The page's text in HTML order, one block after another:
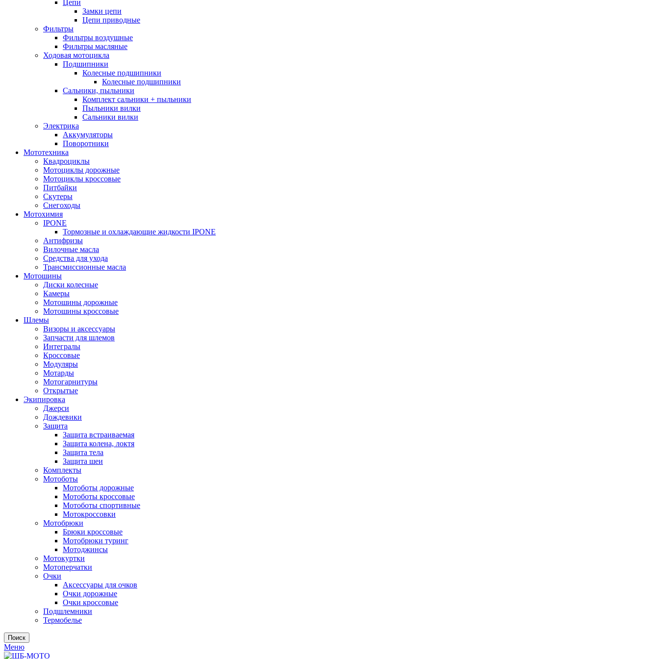
Цепи
Замки цепи
Цепи приводные
Фильтры
Фильтры воздушные
Фильтры масляные
Ходовая мотоцикла
Подшипники
Колесные подшипники
Колесные подшипники
Сальники, пыльники
Комплект сальники + пыльники
Пыльники вилки
Сальники вилки
Электрика
Аккумуляторы
Поворотники
Мототехника
Квадроциклы
Мотоциклы дорожные
Мотоциклы кроссовые
Питбайки
Скутеры
Снегоходы
Мотохимия
IPONE
Тормозные и охлаждающие жидкости IPONE
Антифризы
Вилочные масла
Средства для ухода
Трансмиссионные масла
Мотошины
Диски колесные
Камеры
Мотошины дорожные
Мотошины кроссовые
Шлемы
Визоры и аксессуары
Запчасти для шлемов
Интегралы
Кроссовые
Модуляры
Мотарды
Мотогарнитуры
Открытые
Экипировка
Джерси
Дождевики
Защита
Защита встраиваемая
Защита колена, локтя
Защита тела
Защита шеи
Комплекты
Мотоботы
Мотоботы дорожные
Мотоботы кроссовые
Мотоботы спортивные
Мотокроссовки
Мотобрюки
Брюки кроссовые
Мотобрюки туринг
Мотоджинсы
Мотокуртки
Мотоперчатки
Очки
Аксессуары для очков
Очки дорожные
Очки кроссовые
Подшлемники
Термобелье
Поиск
Меню